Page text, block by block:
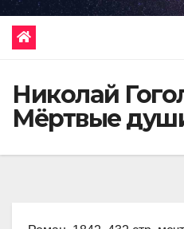
Николай
Мёртвые